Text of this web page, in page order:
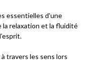
essentielles d'une
la relaxation et la fluidité
travers les sens lors